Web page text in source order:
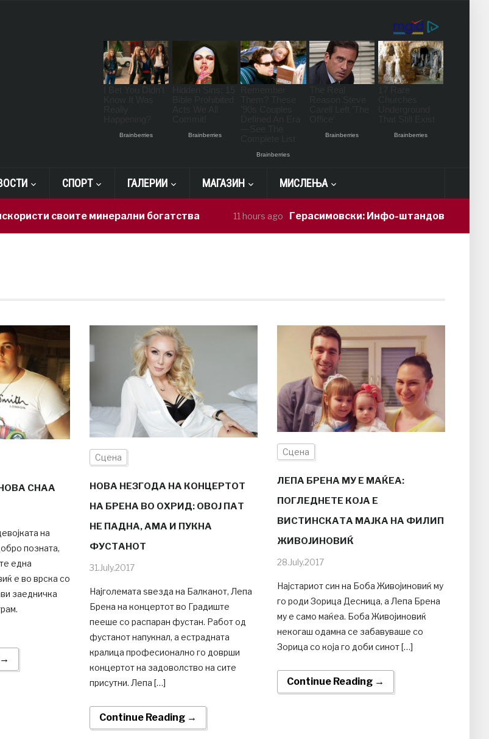
СПОРТ ГАЛЕРИИ МАГАЗИН МИСЛЕЊА
своите минерални богатства 11 hours ago Герасимовски: Инфо-штандови и
СНАА
на
позната,
една
е во врска со
заедничка
Сцена
НОВА НЕЗГОДА НА КОНЦЕРТОТ
НА БРЕНА ВО ОХРИД: ОВОЈ ПАТ
НЕ ПАДНА, АМА И ПУКНА
ФУСТАНОТ
31.July.2017
Најголемата ѕвезда на Балканот, Лепа
Брена на концертот во Градиште
пееше со распаран фустан. Работ од
фустанот напукнал, а естрадната
кралица професионално го доврши
концертот на задоволство на сите
присутни. Лепа […]
Continue Reading →
Сцена
ЛЕПА БРЕНА МУ Е МАЌЕА:
ПОГЛЕДНЕТЕ КОЈА Е
ВИСТИНСКАТА МАЈКА НА ФИЛИП
ЖИВОЈИНОВИЌ
28.July.2017
Најстариот син на Боба Живојиновиќ му
го роди Зорица Десница, а Лепа Брена
му е само маќеа. Боба Живојиновиќ
некогаш одамна се забавуваше со
Зорица со која го доби синот […]
Continue Reading →